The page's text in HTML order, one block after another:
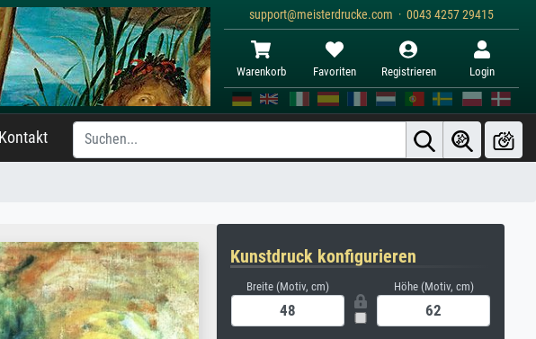
support@meisterdrucke.com · 0043 4257 29415
Warenkorb Favoriten Registrieren Login
Kontakt
Kunstdruck konfigurieren
Breite (Motiv, cm) Höhe (Motiv, cm)